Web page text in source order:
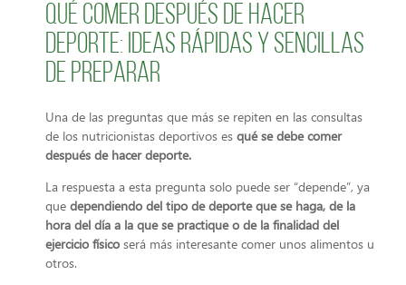
Qué comer después de hacer
deporte: Ideas rápidas y sencillas
de preparar
Una de las preguntas que más se repiten en las consultas
de los nutricionistas deportivos es qué se debe comer
después de hacer deporte.
La respuesta a esta pregunta solo puede ser “depende”, ya
que dependiendo del tipo de deporte que se haga, de la
hora del día a la que se practique o de la finalidad del
ejercicio físico será más interesante comer unos alimentos u
otros.